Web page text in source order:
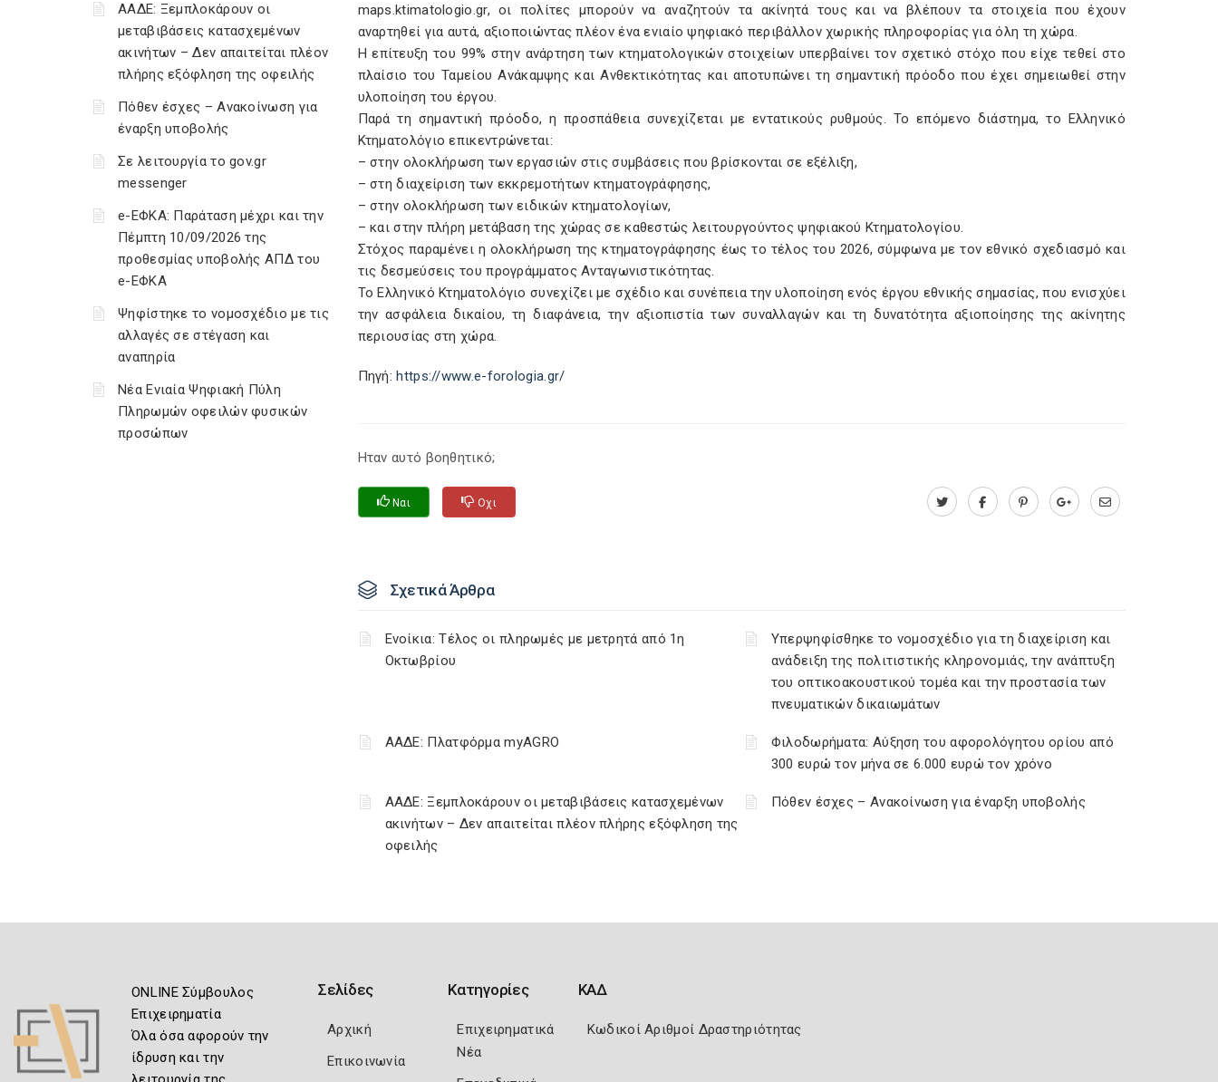
ΑΑΔΕ: Ξεμπλοκάρουν οι
μεταβιβάσεις κατασχεμένων
ακινήτων – Δεν απαιτείται πλέον
πλήρης εξόφληση της οφειλής
Πόθεν έσχες – Ανακοίνωση για
έναρξη υποβολής
Σε λειτουργία το gov.gr
messenger
e-ΕΦΚΑ: Παράταση μέχρι και την
Πέμπτη 10/09/2026 της
προθεσμίας υποβολής ΑΠΔ του
e-ΕΦΚΑ
Ψηφίστηκε το νομοσχέδιο με τις
αλλαγές σε στέγαση και
αναπηρία
Νέα Ενιαία Ψηφιακή Πύλη
Πληρωμών οφειλών φυσικών
προσώπων
maps.ktimatologio.gr, οι πολίτες μπορούν να αναζητούν τα ακίνητά τους και να βλέπουν τα στοιχεία που έχουν
αναρτηθεί για αυτά, αξιοποιώντας πλέον ένα ενιαίο ψηφιακό περιβάλλον χωρικής πληροφορίας για όλη τη χώρα.
Η επίτευξη του 99% στην ανάρτηση των κτηματολογικών στοιχείων υπερβαίνει τον σχετικό στόχο που είχε τεθεί στο
πλαίσιο του Ταμείου Ανάκαμψης και Ανθεκτικότητας και αποτυπώνει τη σημαντική πρόοδο που έχει σημειωθεί στην
υλοποίηση του έργου.
Παρά τη σημαντική πρόοδο, η προσπάθεια συνεχίζεται με εντατικούς ρυθμούς. Το επόμενο διάστημα, το Ελληνικό
Κτηματολόγιο επικεντρώνεται:
– στην ολοκλήρωση των εργασιών στις συμβάσεις που βρίσκονται σε εξέλιξη,
– στη διαχείριση των εκκρεμοτήτων κτηματογράφησης,
– στην ολοκλήρωση των ειδικών κτηματολογίων,
– και στην πλήρη μετάβαση της χώρας σε καθεστώς λειτουργούντος ψηφιακού Κτηματολογίου.
Στόχος παραμένει η ολοκλήρωση της κτηματογράφησης έως το τέλος του 2026, σύμφωνα με τον εθνικό σχεδιασμό και
τις δεσμεύσεις του προγράμματος Ανταγωνιστικότητας.
Το Ελληνικό Κτηματολόγιο συνεχίζει με σχέδιο και συνέπεια την υλοποίηση ενός έργου εθνικής σημασίας, που ενισχύει
την ασφάλεια δικαίου, τη διαφάνεια, την αξιοπιστία των συναλλαγών και τη δυνατότητα αξιοποίησης της ακίνητης
περιουσίας στη χώρα.
Πηγή:https://www.e-forologia.gr/
Ηταν αυτό βοηθητικό;
Ναι Οχι
Σχετικά Άρθρα
Ενοίκια: Τέλος οι πληρωμές με μετρητά από 1η
Οκτωβρίου
Υπερψηφίσθηκε το νομοσχέδιο για τη διαχείριση και
ανάδειξη της πολιτιστικής κληρονομιάς, την ανάπτυξη
του οπτικοακουστικού τομέα και την προστασία των
πνευματικών δικαιωμάτων
ΑΑΔΕ: Πλατφόρμα myAGRO
Φιλοδωρήματα: Αύξηση του αφορολόγητου ορίου από
300 ευρώ τον μήνα σε 6.000 ευρώ τον χρόνο
ΑΑΔΕ: Ξεμπλοκάρουν οι μεταβιβάσεις κατασχεμένων
ακινήτων – Δεν απαιτείται πλέον πλήρης εξόφληση της
οφειλής
Πόθεν έσχες – Ανακοίνωση για έναρξη υποβολής
ONLINE Σύμβουλος
Επιχειρηματία
Όλα όσα αφορούν την
ίδρυση και την
Σελίδες
Αρχική
Επικοινωνία
Κατηγορίες
Επιχειρηματικά
Νέα
ΚΑΔ
Κωδικοί Αριθμοί Δραστηριότητας